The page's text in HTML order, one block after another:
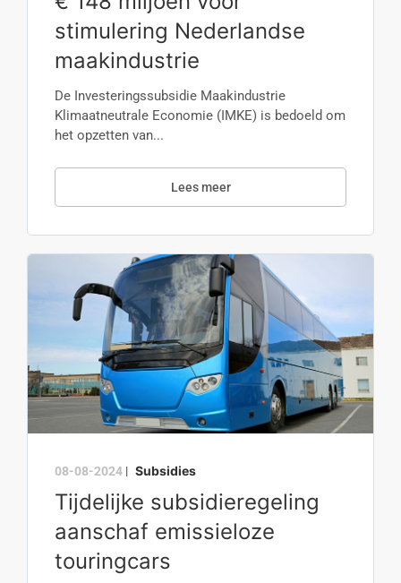
stimulering Nederlandse
maakindustrie
De Investeringssubsidie Maakindustrie
Klimaatneutrale Economie (IMKE) is bedoeld om
het opzetten van...
Lees meer
08-08-2024 | Subsidies
Tijdelijke subsidieregeling
aanschaf emissieloze
touringcars